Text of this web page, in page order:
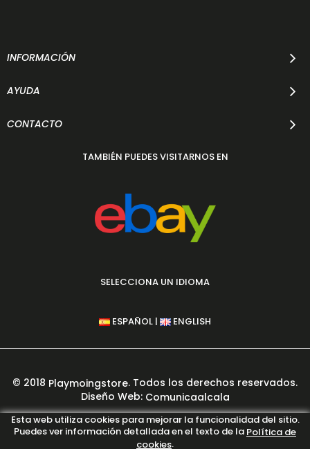
INFORMACIÓN
AYUDA
CONTACTO
TAMBIÉN PUEDES VISITARNOS EN
SELECCIONA UN IDIOMA
ESPAÑOL | ENGLISH
Esta web utiliza cookies para mejorar la funcionalidad del sitio.
Puedes ver información detallada en el texto de la Política de
cookies.
© 2018 Playmoingstore. Todos los derechos reservados.
Diseño Web: Comunicaalcala
PAGO 100% SEGURO GARANTIZADO